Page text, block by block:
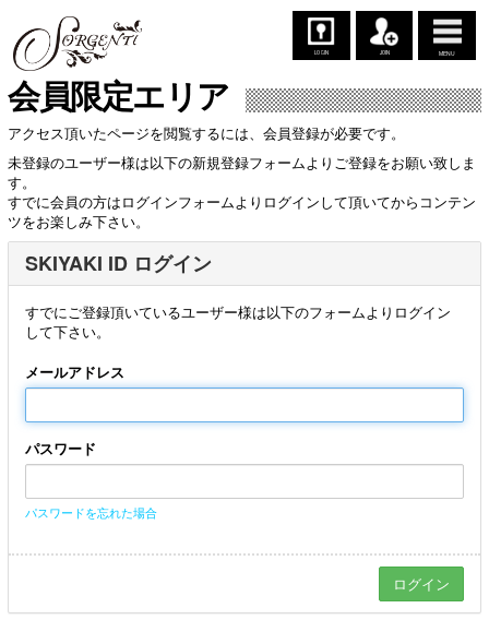
LOGIN JOIN MENU
会員限定エリア
アクセス頂いたページを閲覧するには、会員登録が必要です。
未登録のユーザー様は以下の新規登録フォームよりご登録をお願い致しま
す。
すでに会員の方はログインフォームよりログインして頂いてからコンテン
ツをお楽しみ下さい。
SKIYAKI ID ログイン
すでにご登録頂いているユーザー様は以下のフォームよりログイン
して下さい。
メールアドレス
パスワード
パスワードを忘れた場合